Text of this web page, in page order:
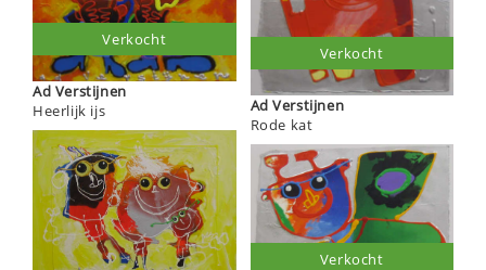
Ad Verstijnen
Heerlijk ijs
Verkocht
Ad Verstijnen
Rode kat
Verkocht
Verkocht